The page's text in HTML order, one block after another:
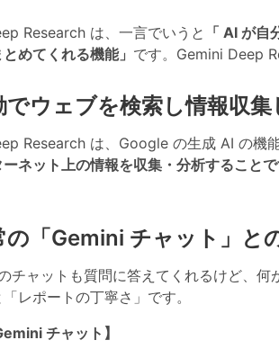
Research は、一言でいうと 「 AI が
めてくれる機能」 です。Gemini Deep
でウェブを検索し情報収
Research は、Google の生成 AI の機
ーネット上の情報を収集・分析すること
の「Gemini チャット」と
チャットも質問に答えてくれるけど、
「レポートの丁寧さ」です。
チャット】